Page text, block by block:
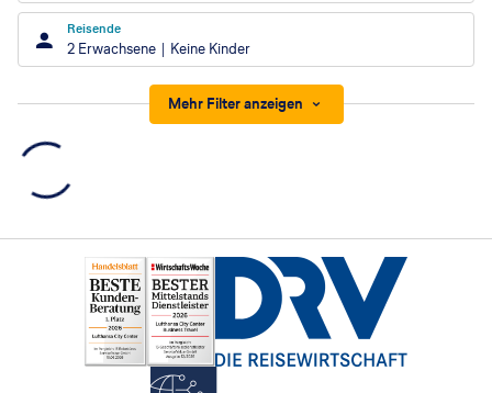
Reisende
2 Erwachsene Keine Kinder
Mehr Filter anzeigen